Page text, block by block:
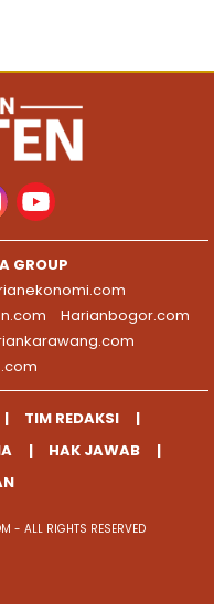
GROUP
Harianbogor.com
TIM REDAKSI
HAK JAWAB
- ALL RIGHTS RESERVED